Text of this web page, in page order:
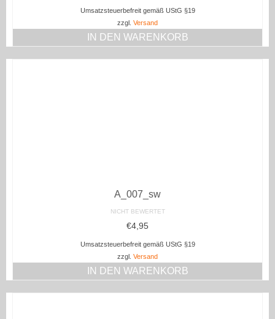
Umsatzsteuerbefreit gemäß UStG §19
zzgl. Versand
IN DEN WARENKORB
A_007_sw
NICHT BEWERTET
€4,95
Umsatzsteuerbefreit gemäß UStG §19
zzgl. Versand
IN DEN WARENKORB